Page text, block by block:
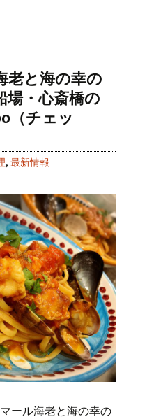
老と海の幸の
・心斎橋の
（チェッ
, 最新情報
ール海老と海の幸の